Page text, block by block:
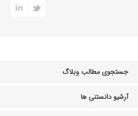
جستجوی مطالب وبلاگ
آرشیو دانستنی ها